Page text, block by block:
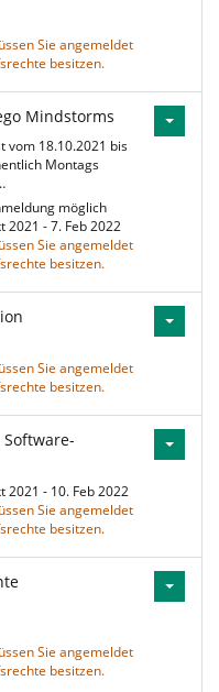
Sie angemeldet
besitzen.
Mindstorms
vom 18.10.2021 bis
Montags
möglich
2021 - 7. Feb 2022
Sie angemeldet
besitzen.
Sie angemeldet
besitzen.
2021 - 10. Feb 2022
Sie angemeldet
besitzen.
Sie angemeldet
besitzen.